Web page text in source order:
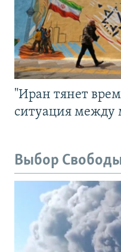
"Иран тянет
ситуация между
Выбор